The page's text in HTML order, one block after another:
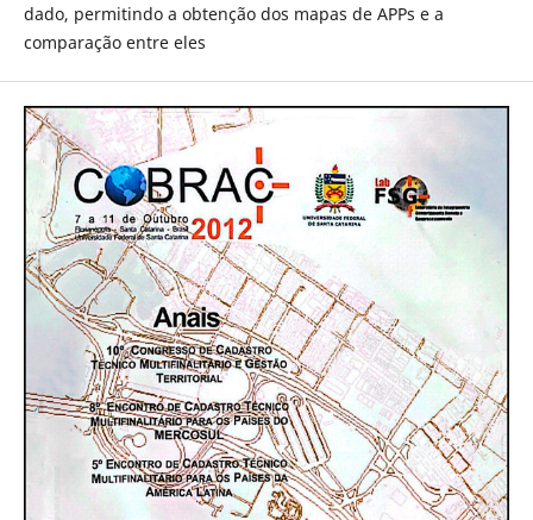
dado, permitindo a obtenção dos mapas de APPs e a
comparação entre eles